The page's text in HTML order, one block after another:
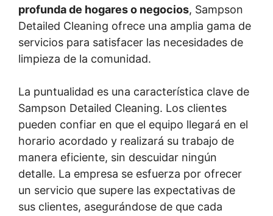
profunda de hogares o negocios, Sampson
Detailed Cleaning ofrece una amplia gama de
servicios para satisfacer las necesidades de
limpieza de la comunidad.
La puntualidad es una característica clave de
Sampson Detailed Cleaning. Los clientes
pueden confiar en que el equipo llegará en el
horario acordado y realizará su trabajo de
manera eficiente, sin descuidar ningún
detalle. La empresa se esfuerza por ofrecer
un servicio que supere las expectativas de
sus clientes, asegurándose de que cada